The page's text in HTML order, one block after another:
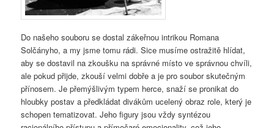
Do našeho souboru se dostal zákeřnou intrikou Romana
Solčányho, a my jsme tomu rádi. Sice musíme ostražitě hlídat,
aby se dostavil na zkoušku na správné místo ve správnou chvíli,
ale pokud přijde, zkouší velmi dobře a je pro soubor skutečným
přínosem. Je přemýšlivým typem herce, snaží se pronikat do
hloubky postav a předkládat divákům ucelený obraz role, který je
schopen tematizovat. Jeho figury jsou vždy syntézou